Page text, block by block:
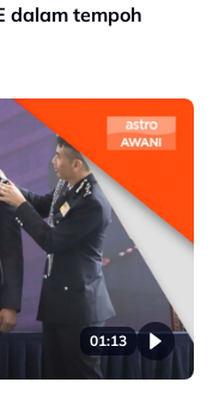
dalam tempoh
01:13